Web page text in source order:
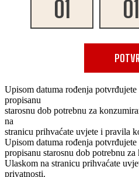
Upisom datuma rođenja
propisanu
starosnu dob potrebnu za
na
stranicu prihvaćate uvjete i pravila
Upisom datuma rođenja
propisanu starosnu dob potrebnu
Ulaskom na stranicu prihvaćate
privatnosti.